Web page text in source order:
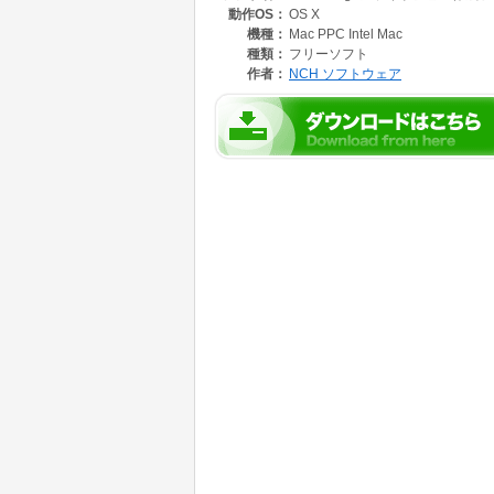
プロ仕様のイントロやエンドロールが作れる
動画の逆再生、スロー再生、高速再生にも対応
BGMやナレーションなど、音声を自由に挿入で
字幕などの文字を思い通りに挿入することがで
画像編集ツールを備えており、写真の編集も楽
作成したスライドショーを直接SNSにアップ
HDに完全対応しており高画質な動画(720p、
フォルダごと写真をアップロードするだけで
動作OS： OS X
機種： Mac PPC Intel Mac
種類： フリーソフト
作者： NCH ソフトウェア